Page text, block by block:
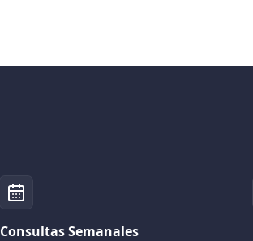
Consultas Semanales